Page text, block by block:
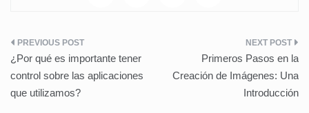
Navegación
de
entradas
¿Por qué es importante tener
control sobre las aplicaciones
que utilizamos?
Primeros Pasos en la
Creación de Imágenes: Una
Introducción